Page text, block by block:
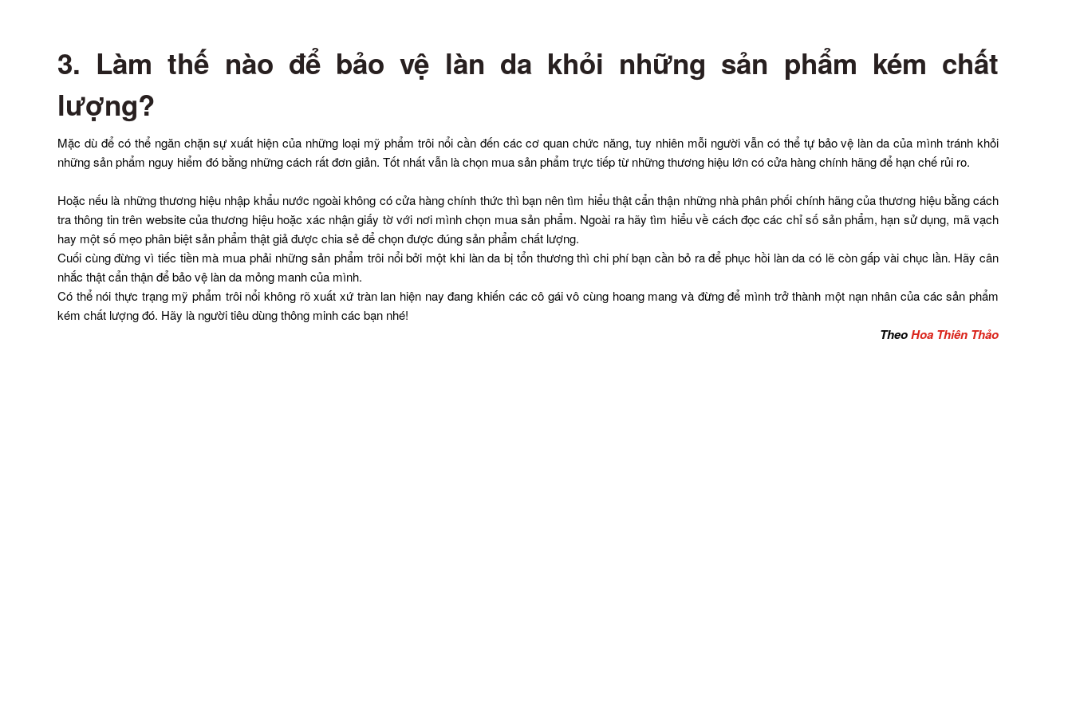
3. Làm thế nào để bảo vệ làn da khỏi những sản phẩm kém chất
lượng?
Mặc dù để có thể ngăn chặn sự xuất hiện của những loại mỹ phẩm trôi nổi cần đến các cơ quan chức năng, tuy nhiên mỗi người vẫn có thể tự bảo vệ làn da của mình tránh khỏi
những sản phẩm nguy hiểm đó bằng những cách rất đơn giản. Tốt nhất vẫn là chọn mua sản phẩm trực tiếp từ những thương hiệu lớn có cửa hàng chính hãng để hạn chế rủi ro.
Hoặc nếu là những thương hiệu nhập khẩu nước ngoài không có cửa hàng chính thức thì bạn nên tìm hiểu thật cẩn thận những nhà phân phối chính hãng của thương hiệu bằng cách
tra thông tin trên website của thương hiệu hoặc xác nhận giấy tờ với nơi mình chọn mua sản phẩm. Ngoài ra hãy tìm hiểu về cách đọc các chỉ số sản phẩm, hạn sử dụng, mã vạch
hay một số mẹo phân biệt sản phẩm thật giả được chia sẻ để chọn được đúng sản phẩm chất lượng.
Cuối cùng đừng vì tiếc tiền mà mua phải những sản phẩm trôi nổi bởi một khi làn da bị tổn thương thì chi phí bạn cần bỏ ra để phục hồi làn da có lẽ còn gấp vài chục lần. Hãy cân
nhắc thật cẩn thận để bảo vệ làn da mỏng manh của mình.
Có thể nói thực trạng mỹ phẩm trôi nổi không rõ xuất xứ tràn lan hiện nay đang khiến các cô gái vô cùng hoang mang và đừng để mình trở thành một nạn nhân của các sản phẩm
kém chất lượng đó. Hãy là người tiêu dùng thông minh các bạn nhé!
TheoHoa Thiên Thảo